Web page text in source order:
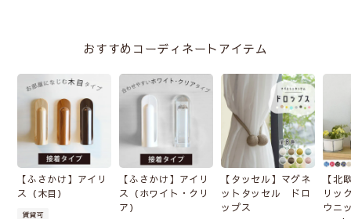
おすすめコーディネートアイテム
【ふさかけ】アイリ
ス（木目）
賃貸可
【ふさかけ】アイリ
ス（ホワイト・クリ
ア）
【タッセル】マグネ
ットタッセル ドロ
ップス
【北
リッ
ウニ